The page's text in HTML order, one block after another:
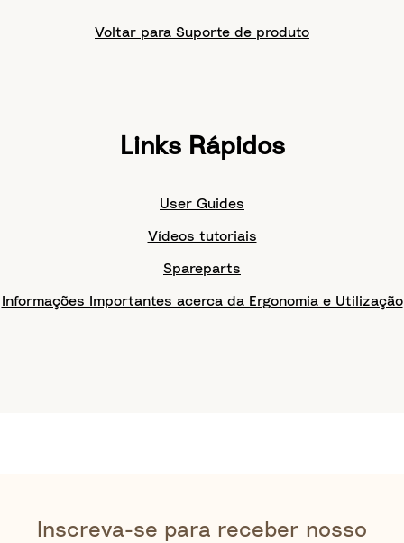
Voltar para Suporte de produto
Links Rápidos
User Guides
Vídeos tutoriais
Spareparts
Informações Importantes acerca da Ergonomia e Utilização
Inscreva-se para receber nosso